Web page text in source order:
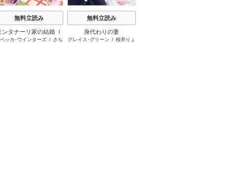
無料立読み
ンタナーリ家の結婚 Ⅰ
タリア大富豪と小さな
ッカ･ウインターズ / さち
無料立読み
身代わりの妻
グレイス･グリーン / 桜井りょ